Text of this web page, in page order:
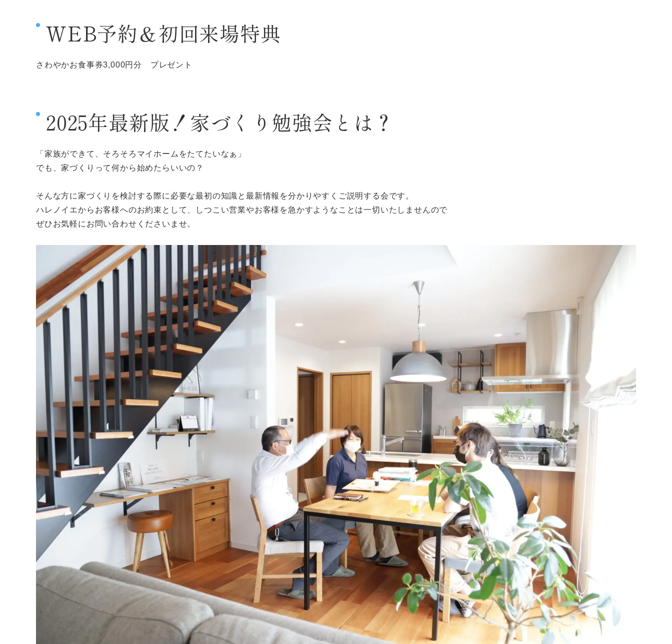
WEB予約＆初回来場特典
さわやかお食事券3,000円分 プレゼント
2025年最新版！家づくり勉強会とは？
「家族ができて、そろそろマイホームをたてたいなぁ」
でも、家づくりって何から始めたらいいの？
そんな方に家づくりを検討する際に必要な最初の知識と最新情報を分かりやすくご説明する会です。
ハレノイエからお客様へのお約束として、しつこい営業やお客様を急かすようなことは一切いたしませんので
ぜひお気軽にお問い合わせくださいませ。